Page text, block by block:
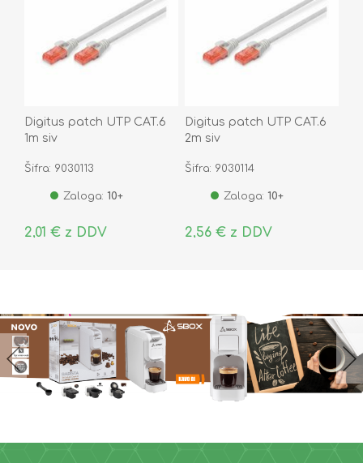
Digitus patch UTP CAT.6
1m siv
Šifra: 9030113
Zaloga: 10+
2,01 € z DDV
Digitus patch UTP CAT.6
2m siv
Šifra: 9030114
Zaloga: 10+
2,56 € z DDV